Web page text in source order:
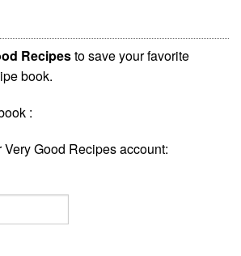
Recipesto save your favorite
book.
:
Good Recipes account: